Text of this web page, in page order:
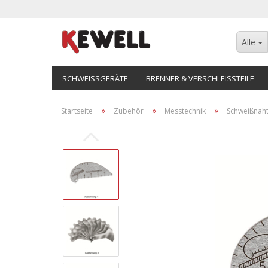
Alle
SCHWEISSGERÄTE BRENNER & VERSCHLEISSTEILE
Startseite » Zubehör » Messtechnik »